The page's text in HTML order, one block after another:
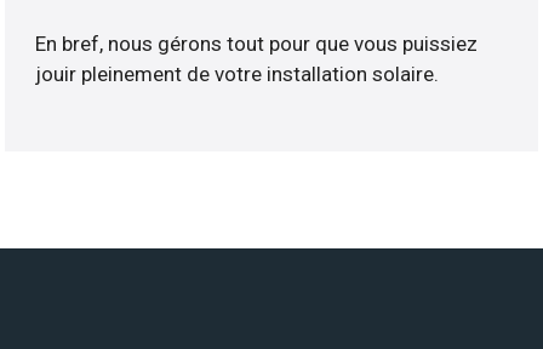
En bref, nous gérons tout pour que vous puissiez
jouir pleinement de votre installation solaire.